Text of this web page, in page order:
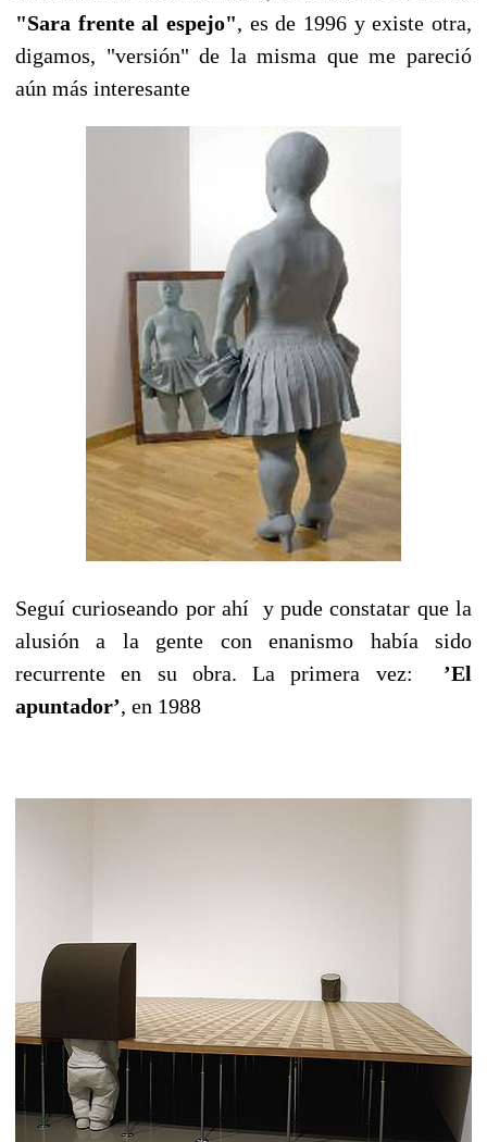
"Sara frente al espejo", es de 1996 y existe otra,
digamos, "versión" de la misma que me pareció
aún más interesante
Seguí curioseando por ahí y pude constatar que la
alusión a la gente con enanismo había sido
recurrente en su obra. La primera vez: ’El
apuntador’, en 1988